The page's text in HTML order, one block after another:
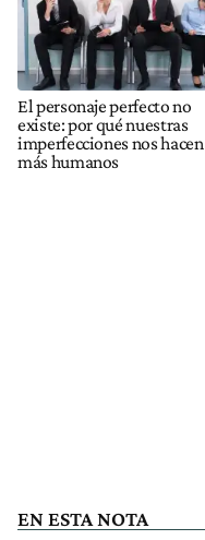
El personaje perfecto no
existe: por qué nuestras
imperfecciones nos hacen
más humanos
EN ESTA NOTA